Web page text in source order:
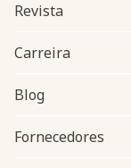
Navegação do rodapé
Revista
Carreira
Blog
Fornecedores